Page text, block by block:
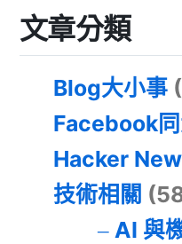
文章分類
Blog大小事
Facebook
Hacker
技術相關
AI 與